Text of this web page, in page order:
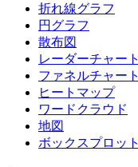
折れ線グラフ
円グラフ
散布図
レーダーチャート
ファネルチャート
ヒートマップ
ワードクラウド
地図
ボックスプロット